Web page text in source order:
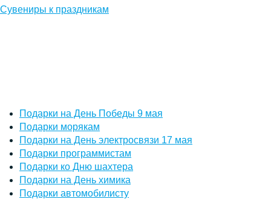
Сувениры к праздникам
Подарки на День Победы 9 мая
Подарки морякам
Подарки на День электросвязи 17 мая
Подарки программистам
Подарки ко Дню шахтера
Подарки на День химика
Подарки автомобилисту